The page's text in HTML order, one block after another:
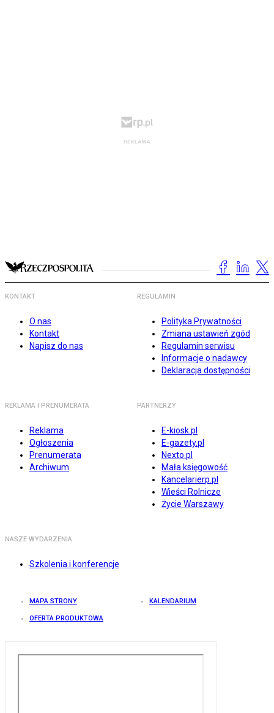
KONTAKT
O nas
Kontakt
Napisz do nas
REGULAMIN
Polityka Prywatności
Zmiana ustawień zgód
Regulamin serwisu
Informacje o nadawcy
Deklaracja dostępności
REKLAMA I PRENUMERATA
Reklama
Ogłoszenia
Prenumerata
Archiwum
PARTNERZY
E-kiosk.pl
E-gazety.pl
Nexto.pl
Mała księgowość
Kancelarierp.pl
Wieści Rolnicze
Życie Warszawy
NASZE WYDARZENIA
Szkolenia i konferencje
MAPA STRONY KALENDARIUM
OFERTA PRODUKTOWA